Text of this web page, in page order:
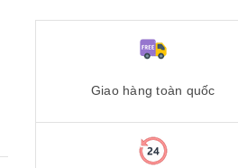
Giao hàng toàn quốc